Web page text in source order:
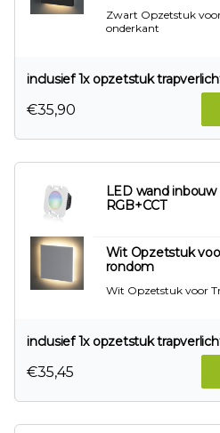
Zwart Opzetstuk
onderkant
inclusief 1x opzetstuk
€35,90
LED wand
RGB+CCT
Wit Opzetstuk
rondom
Wit Opzetstuk voor
inclusief 1x opzetstuk
€35,45